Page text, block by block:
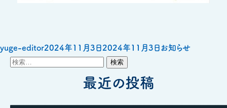
投
yuge-editor投
2024年11月3日2024年11月3日 カ
お知らせ
検
最近の投稿